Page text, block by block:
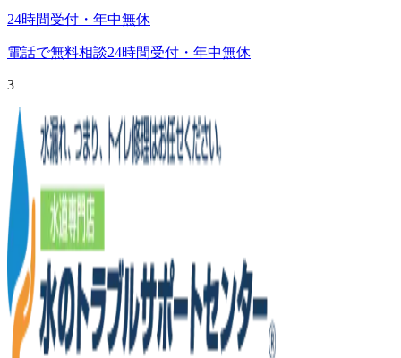
24時間受付・年中無休
電話で無料相談24時間受付・年中無休
3